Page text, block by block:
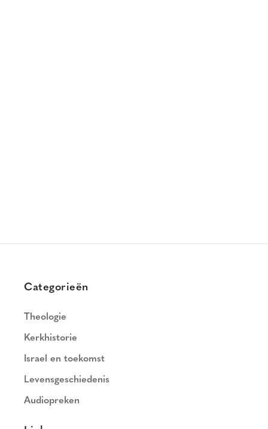
Categorieën
Theologie
Kerkhistorie
Israel en toekomst
Levensgeschiedenis
Audiopreken